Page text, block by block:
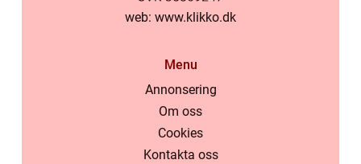
web: www.klikko.dk
Menu
Annonsering
Om oss
Cookies
Kontakta oss